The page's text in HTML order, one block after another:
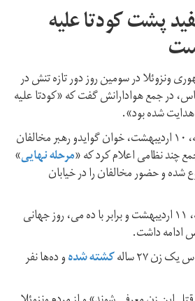
پشت کودتا علیه
ونزوئلا در سومین روز دور تازه تنش در
در جمع هوادارانش گفت که «کودتا علیه
شده بود».
سه روز پیش، در روز سه‌شنبه، ۱۰ اردیبهشت، خوان گوایدو رهبر مخالفان
چند نظامی اعلام کرد که «مرحله نهایی»
شده و حضور مخالفان را در خیابان
به دنبال آن در روز چهارشنبه، ۱۱ اردیبهشت و برابر با ده می، روز جهانی
ادامه داشت.
زن ۲۷ ساله
کشته شدهو ده‌ها نفر